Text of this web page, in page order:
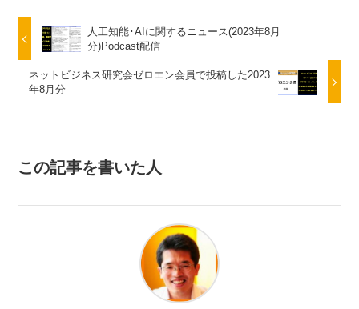
人工知能･AIに関するニュース(2023年8月
分)Podcast配信
ネットビジネス研究会ゼロエン会員で投稿した2023
年8月分
この記事を書いた人